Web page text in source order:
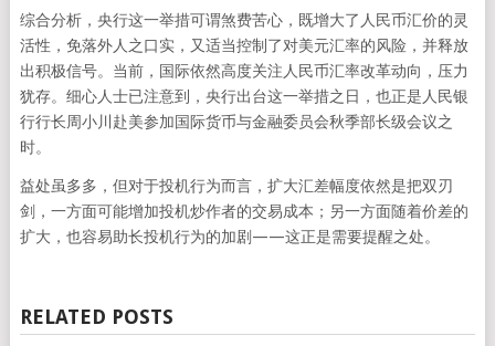
综合分析，央行这一举措可谓煞费苦心，既增大了人民币汇价的灵
活性，免落外人之口实，又适当控制了对美元汇率的风险，并释放
出积极信号。当前，国际依然高度关注人民币汇率改革动向，压力
犹存。细心人士已注意到，央行出台这一举措之日，也正是人民银
行行长周小川赴美参加国际货币与金融委员会秋季部长级会议之
时。
益处虽多多，但对于投机行为而言，扩大汇差幅度依然是把双刃
剑，一方面可能增加投机炒作者的交易成本；另一方面随着价差的
扩大，也容易助长投机行为的加剧——这正是需要提醒之处。
RELATED POSTS